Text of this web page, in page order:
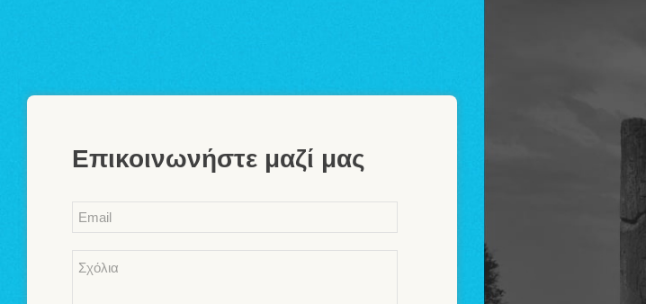
Επικοινωνήστε μαζί μας
Email